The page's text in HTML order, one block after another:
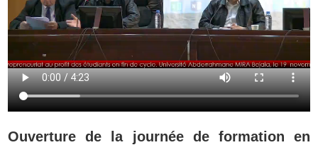
Ouverture de la journée de formation en